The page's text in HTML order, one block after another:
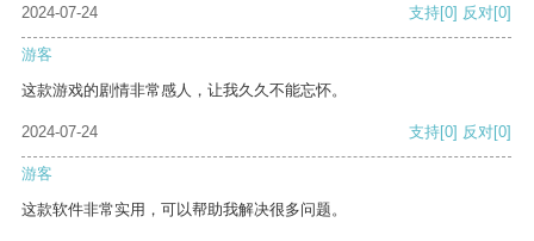
2024-07-24
支持[0] 反对[0]
游客
这款游戏的剧情非常感人，让我久久不能忘怀。
2024-07-24 支持[0] 反对[0]
游客
这款软件非常实用，可以帮助我解决很多问题。